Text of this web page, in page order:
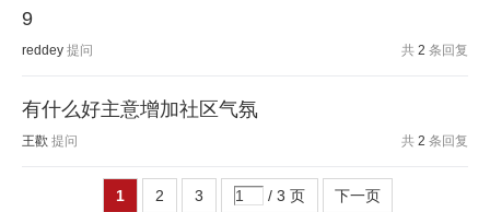
9
reddey 提问 共 2 条回复
有什么好主意增加社区气氛
王歡 提问 共 2 条回复
1 2 3 / 3 页 下一页